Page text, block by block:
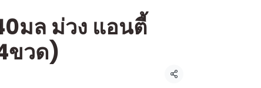
มล ม่วง แอนตี้
ขวด)
แชร์